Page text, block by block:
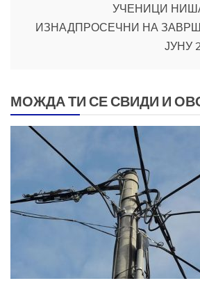
УЧЕНИЦИ
ИЗНАДПРОСЕЧНИ НА
ЈУНУ
МОЖДА ТИ СЕ СВИДИ И